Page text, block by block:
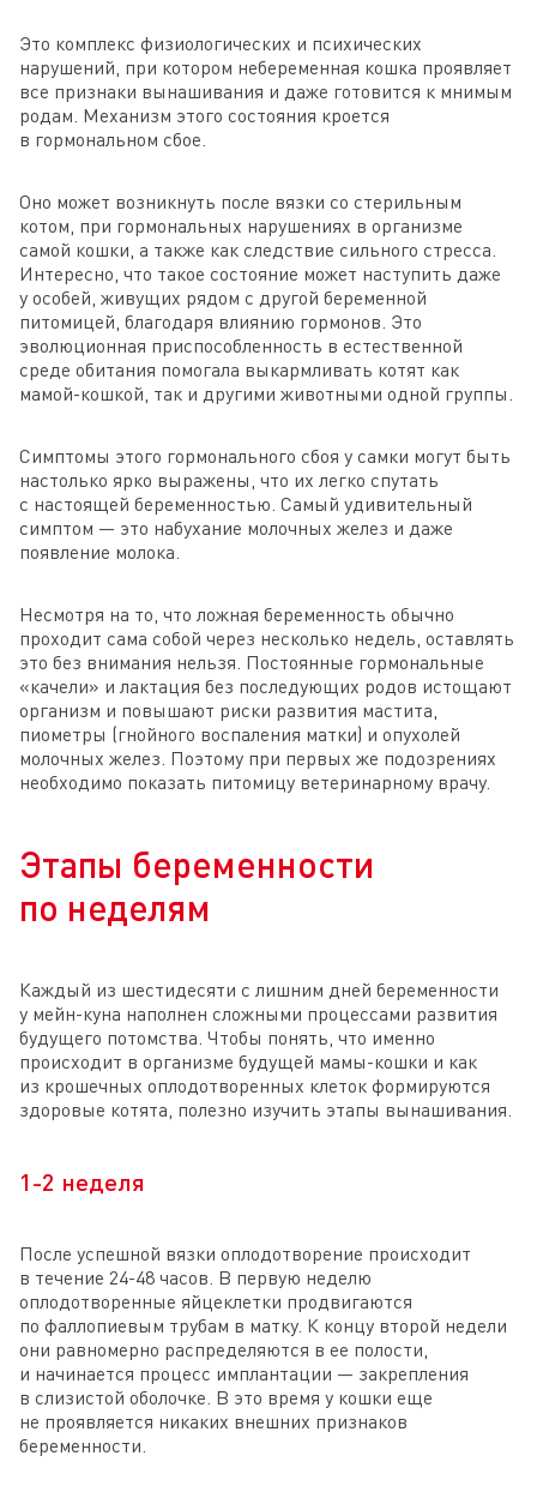
Это комплекс физиологических и психических
нарушений, при котором небеременная кошка проявляет
все признаки вынашивания и даже готовится к мнимым
родам. Механизм этого состояния кроется
в гормональном сбое.
Оно может возникнуть после вязки со стерильным
котом, при гормональных нарушениях в организме
самой кошки, а также как следствие сильного стресса.
Интересно, что такое состояние может наступить даже
у особей, живущих рядом с другой беременной
питомицей, благодаря влиянию гормонов. Это
эволюционная приспособленность в естественной
среде обитания помогала выкармливать котят как
мамой-кошкой, так и другими животными одной группы.
Симптомы этого гормонального сбоя у самки могут быть
настолько ярко выражены, что их легко спутать
с настоящей беременностью. Самый удивительный
симптом — это набухание молочных желез и даже
появление молока.
Несмотря на то, что ложная беременность обычно
проходит сама собой через несколько недель, оставлять
это без внимания нельзя. Постоянные гормональные
«качели» и лактация без последующих родов истощают
организм и повышают риски развития мастита,
пиометры (гнойного воспаления матки) и опухолей
молочных желез. Поэтому при первых же подозрениях
необходимо показать питомицу ветеринарному врачу.
Этапы беременности
по неделям
Каждый из шестидесяти с лишним дней беременности
у мейн-куна наполнен сложными процессами развития
будущего потомства. Чтобы понять, что именно
происходит в организме будущей мамы-кошки и как
из крошечных оплодотворенных клеток формируются
здоровые котята, полезно изучить этапы вынашивания.
1-2 неделя
После успешной вязки оплодотворение происходит
в течение 24-48 часов. В первую неделю
оплодотворенные яйцеклетки продвигаются
по фаллопиевым трубам в матку. К концу второй недели
они равномерно распределяются в ее полости,
и начинается процесс имплантации — закрепления
в слизистой оболочке. В это время у кошки еще
не проявляется никаких внешних признаков
беременности.